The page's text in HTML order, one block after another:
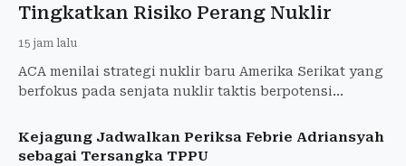
Tingkatkan Risiko Perang Nuklir
15 jam lalu
ACA menilai strategi nuklir baru Amerika Serikat yang
berfokus pada senjata nuklir taktis berpotensi
Kejagung Jadwalkan Periksa Febrie Adriansyah
sebagai Tersangka TPPU